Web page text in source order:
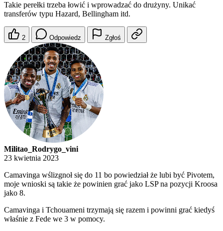
Takie perełki trzeba łowić i wprowadzać do drużyny. Unikać
transferów typu Hazard, Bellingham itd.
2 Odpowiedz Zgłoś
Militao_Rodrygo_vini
23 kwietnia 2023
Camavinga wślizgnoł się do 11 bo powiedział że lubi być Pivotem,
moje wnioski są takie że powinien grać jako LSP na pozycji Kroosa
jako 8.
Camavinga i Tchouameni trzymają się razem i powinni grać kiedyś
właśnie z Fede we 3 w pomocy.